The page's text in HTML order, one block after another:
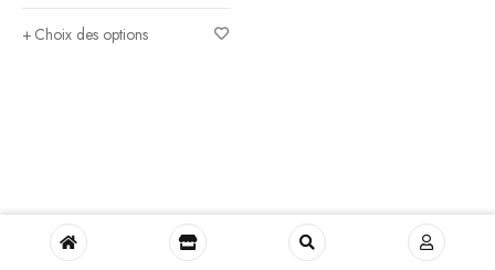
Choix des options